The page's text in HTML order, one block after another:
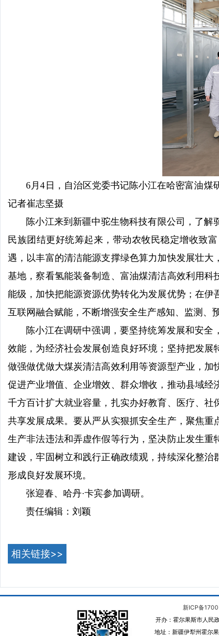
6月4日，自治区党委书记陈小江在哈密富油
记者崔志坚摄
陈小江来到新疆中驼生物科技有限公司，了
民族团结更好统筹起来，带动农牧民稳定增收致
遇，以丰富的清洁能源支撑绿色算力加快发展壮
基地，察看氢能装备制造、富油煤清洁高效利用
能级，加快把能源资源优势转化为发展优势；在
互联网融合赋能，不断增强安全生产感知、监测、
陈小江在调研中强调，要坚持统筹发展和安
效能，为经济社会发展创造良好环境；坚持把发
做强做优做大煤炭清洁高效利用等资源型产业，
促进产业增值、企业增效、群众增收，推动县域
千方百计扩大就业容量，扎实办好教育、医疗、
共享发展成果。要从严从实狠抓安全生产，聚焦
生产非法违法和弄虚作假等行为，坚决防止发生
建设，牢固树立和践行正确政绩观，持续深化整
形成良好发展环境。
张迎春、哈丹·卡宾参加调研。
责任编辑：刘颖
相关链接>>
新ICP备
开办：霍尔果斯市人民
地址：新疆伊犁州霍